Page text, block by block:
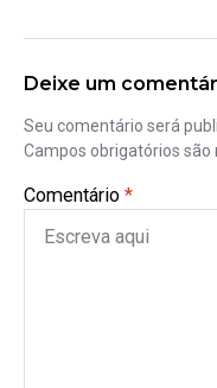
Deixe um
Seu comentário será
Campos obrigatórios são
Comentário *